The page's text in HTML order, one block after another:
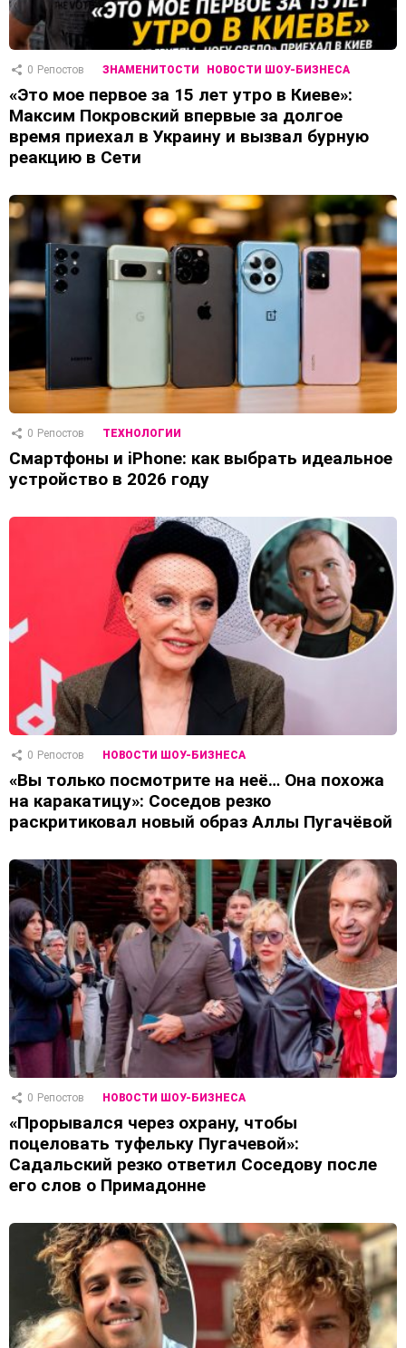
0 Репостов ЗНАМЕНИТОСТИ НОВОСТИ ШОУ-БИЗНЕСА
«Это мое первое за 15 лет утро в Киеве»:
Максим Покровский впервые за долгое
время приехал в Украину и вызвал бурную
реакцию в Сети
0 Репостов ТЕХНОЛОГИИ
Смартфоны и iPhone: как выбрать идеальное
устройство в 2026 году
0 Репостов НОВОСТИ ШОУ-БИЗНЕСА
«Вы только посмотрите на неё… Она похожа
на каракатицу»: Соседов резко
раскритиковал новый образ Аллы Пугачёвой
0 Репостов НОВОСТИ ШОУ-БИЗНЕСА
«Прорывался через охрану, чтобы
поцеловать туфельку Пугачевой»:
Садальский резко ответил Соседову после
его слов о Примадонне